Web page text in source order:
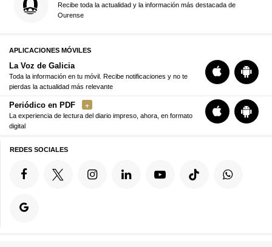
Recibe toda la actualidad y la información más destacada de
Ourense
APLICACIONES MÓVILES
La Voz de Galicia
Toda la información en tu móvil. Recibe notificaciones y no te
pierdas la actualidad más relevante
Periódico en PDF
La experiencia de lectura del diario impreso, ahora, en formato
digital
REDES SOCIALES